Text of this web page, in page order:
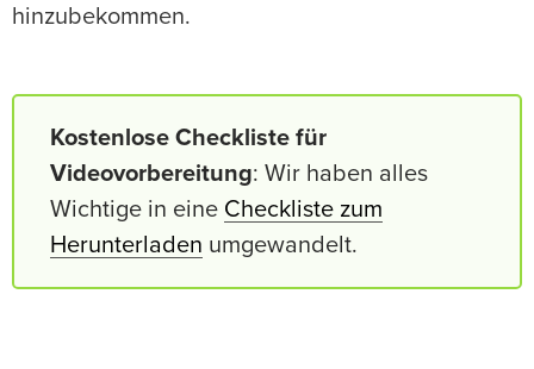
hinzubekommen.
Kostenlose Checkliste für
Videovorbereitung: Wir haben alles
Wichtige in eine Checkliste zum
Herunterladen umgewandelt.